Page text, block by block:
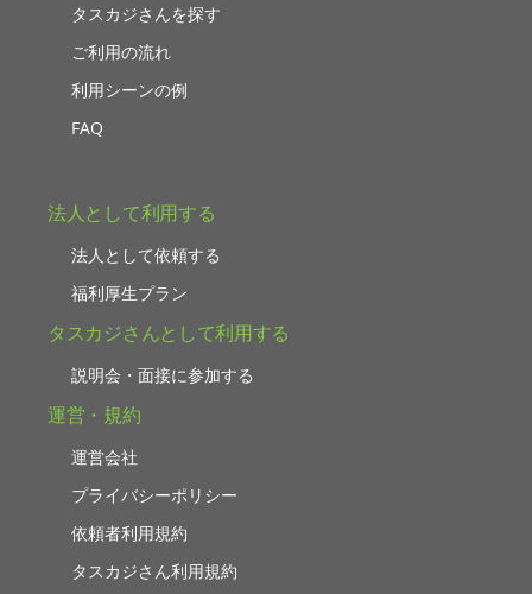
タスカジさんを探す
ご利用の流れ
利用シーンの例
FAQ
法人として利用する
法人として依頼する
福利厚生プラン
タスカジさんとして利用する
説明会・面接に参加する
運営・規約
運営会社
プライバシーポリシー
依頼者利用規約
タスカジさん利用規約